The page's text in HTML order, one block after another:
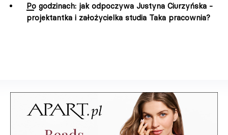
Po godzinach: jak odpoczywa Justyna Ciurzyńska -
projektantka i założycielka studia Taka pracownia?